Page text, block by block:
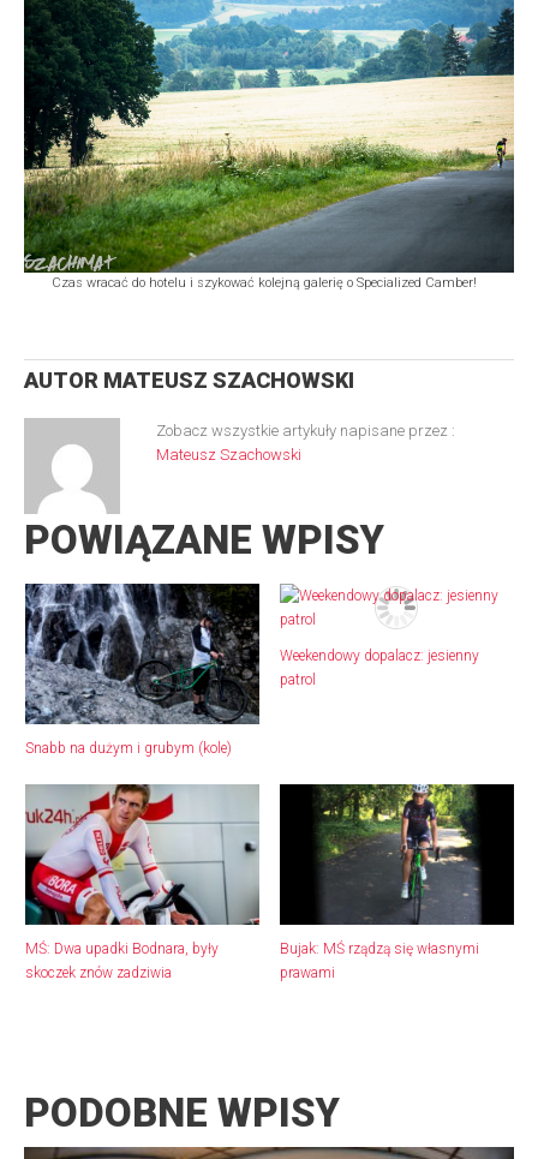
Czas wracać do hotelu i szykować kolejną galerię o Specialized Camber!
AUTOR MATEUSZ SZACHOWSKI
Zobacz wszystkie artykuły napisane przez :
Mateusz Szachowski
POWIĄZANE WPISY
Snabb na dużym i grubym (kole)
Weekendowy dopalacz: jesienny
patrol
MŚ: Dwa upadki Bodnara, były
skoczek znów zadziwia
Bujak: MŚ rządzą się własnymi
prawami
PODOBNE WPISY